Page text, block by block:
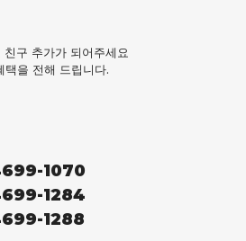
구 추가가 되어주세요
택을 전해 드립니다.
1070
1284
1288